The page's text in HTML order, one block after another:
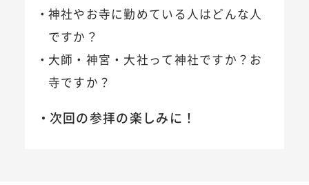
神社やお寺に勤めている人はどんな人
ですか？
大師・神宮・大社って神社ですか？お
寺ですか？
次回の参拝の楽しみに！